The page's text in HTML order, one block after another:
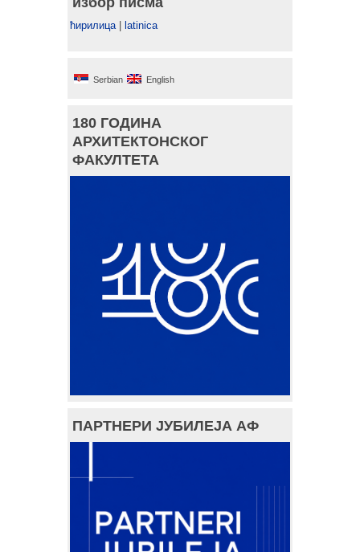
ћирилица| latinica
Serbian English
180 ГОДИНА
АРХИТЕКТОНСКОГ
ФАКУЛТЕТА
ПАРТНЕРИ ЈУБИЛЕЈА АФ